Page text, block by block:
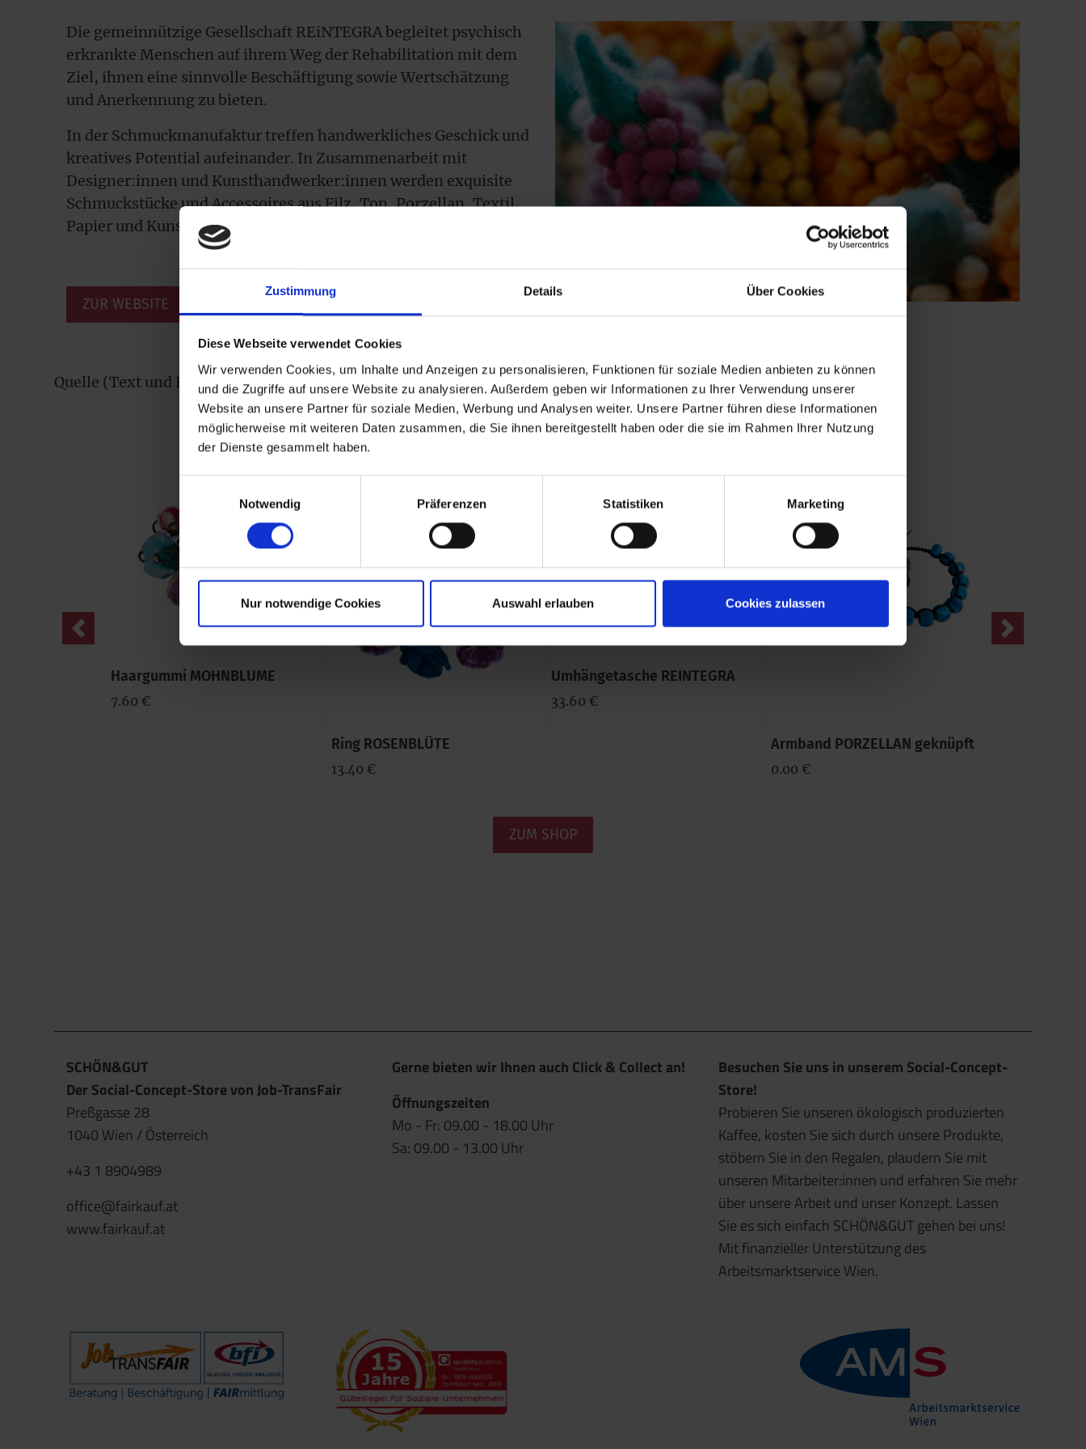
Zustimmung Details Über Cookies
Diese Webseite verwendet Cookies
Wir verwenden Cookies, um Inhalte und Anzeigen zu personalisieren, Funktionen für soziale Medien anbieten zu können
und die Zugriffe auf unsere Website zu analysieren. Außerdem geben wir Informationen zu Ihrer Verwendung unserer
Website an unsere Partner für soziale Medien, Werbung und Analysen weiter. Unsere Partner führen diese Informationen
möglicherweise mit weiteren Daten zusammen, die Sie ihnen bereitgestellt haben oder die sie im Rahmen Ihrer Nutzung
der Dienste gesammelt haben.
Notwendig
Präferenzen Statistiken Marketing
Nur notwendige Cookies Auswahl erlauben Cookies zulassen
Die gemeinnützige Gesellschaft REiNTEGRA begleitet psychisch
erkrankte Menschen auf ihrem Weg der Rehabilitation mit dem
Ziel, ihnen eine sinnvolle Beschäftigung sowie Wertschätzung
und Anerkennung zu bieten.
In der Schmuckmanufaktur treffen handwerkliches Geschick und
kreatives Potential aufeinander. In Zusammenarbeit mit
Designer:innen und Kunsthandwerker:innen werden exquisite
Schmuckstücke und Accessoires aus Filz, Ton, Porzellan, Textil,
Papier und Kunststoff hergestellt.
ZUR WEBSITE
Quelle (Text und Fotos): www.reintegra.at
Haargummi MOHNBLUME
7.60 €
Ring ROSENBLÜTE
13.40 €
Umhängetasche REINTEGRA
33.60 €
Armband PORZELLAN geknüpft
0.00 €
Previous Next
ZUM SHOP
SCHÖN&GUT
Der Social-Concept-Store von Job-TransFair
Preßgasse 28
1040 Wien / Österreich
+43 1 8904989
office@fairkauf.at
www.fairkauf.at
Gerne bieten wir Ihnen auch Click & Collect an!
Öffnungszeiten
Mo - Fr: 09.00 - 18.00 Uhr
Sa: 09.00 - 13.00 Uhr
Besuchen Sie uns in unserem Social-Concept-
Store!
Probieren Sie unseren ökologisch produzierten
Kaffee, kosten Sie sich durch unsere Produkte,
stöbern Sie in den Regalen, plaudern Sie mit
unseren Mitarbeiter:innen und erfahren Sie mehr
über unsere Arbeit und unser Konzept. Lassen
Sie es sich einfach SCHÖN&GUT gehen bei uns!
Mit finanzieller Unterstützung des
Arbeitsmarktservice Wien.